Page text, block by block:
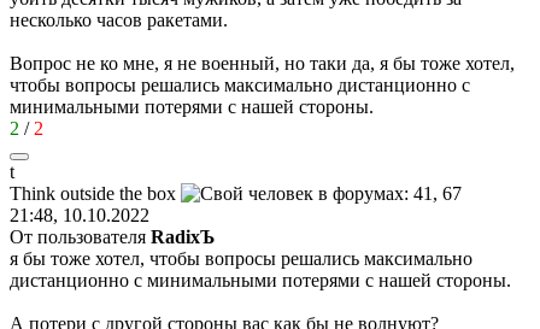
несколько часов ракетами.
Вопрос не ко мне, я не военный, но таки да, я бы тоже хотел,
чтобы вопросы решались максимально дистанционно с
минимальными потерями с нашей стороны.
2 / 2
t
Think outside the box
21:48, 10.10.2022
От пользователя RаdixЪ
я бы тоже хотел, чтобы вопросы решались максимально
дистанционно с минимальными потерями с нашей стороны.
А потери с другой стороны вас как бы не волнуют?